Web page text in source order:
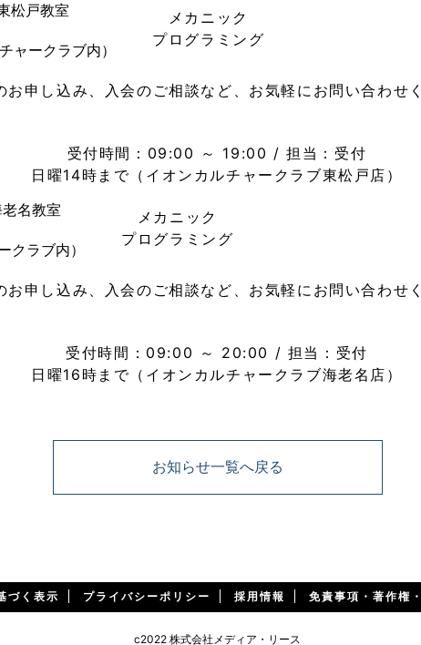
松戸教室
ャークラブ内）
メカニック
プログラミング
お申し込み、入会のご相談など、お気軽にお問い合わせ
受付時間：09:00 ～ 19:00 / 担当：受付
日曜14時まで（イオンカルチャークラブ東松戸店）
名教室
クラブ内）
メカニック
プログラミング
お申し込み、入会のご相談など、お気軽にお問い合わせ
受付時間：09:00 ～ 20:00 / 担当：受付
日曜16時まで（イオンカルチャークラブ海老名店）
お知らせ一覧へ戻る
づく表示 プライバシーポリシー 採用情報 免責事項・著作権
c2022 株式会社メディア・リース